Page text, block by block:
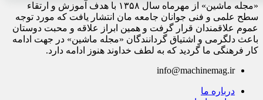
«مجله ماشین» از مهرماه سال ۱۳۵۸ با هدف آموزش و ارتقاء
سطح علمی و فنی جوانان جامعه مان انتشار یافت که مورد توجه
عموم علاقمندان قرار گرفت و همین ابراز علاقه و محبت دوستان
باعث دلگرمی و اشتیاق گردانندگان «مجله ماشین» در جهت ادامه
کار فرهنگی ما گردید که به لطف خداوند هنوز ادامه دارد.
info@machinemag.ir
درباره ما